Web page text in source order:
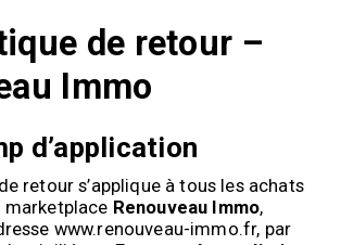
de retour –
Immo
d’application
retour s’applique à tous les achats
Renouveau Immo,
www.renouveau-immo.fr, par